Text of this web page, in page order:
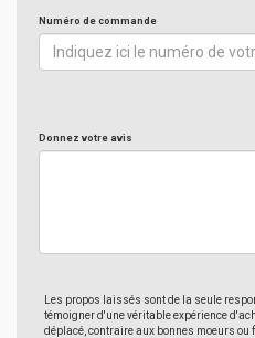
Numéro de commande
Donnez votre avis
Les propos laissés sont de la seule
témoigner d'une véritable expérience
déplacé, contraire aux bonnes moeurs